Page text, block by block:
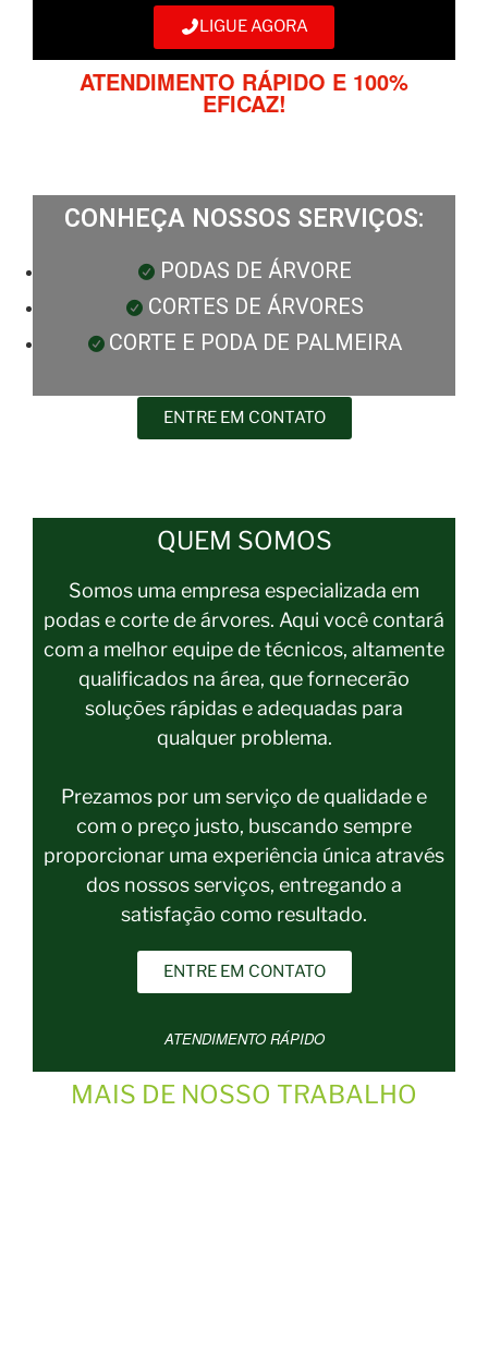
LIGUE AGORA
ATENDIMENTO RÁPIDO E 100%
EFICAZ!
CONHEÇA NOSSOS SERVIÇOS:
PODAS DE ÁRVORE
CORTES DE ÁRVORES
CORTE E PODA DE PALMEIRA
ENTRE EM CONTATO
QUEM SOMOS
Somos uma empresa especializada em
podas e corte de árvores. Aqui você contará
com a melhor equipe de técnicos, altamente
qualificados na área, que fornecerão
soluções rápidas e adequadas para
qualquer problema.
Prezamos por um serviço de qualidade e
com o preço justo, buscando sempre
proporcionar uma experiência única através
dos nossos serviços, entregando a
satisfação como resultado.
ENTRE EM CONTATO
ATENDIMENTO RÁPIDO
MAIS DE NOSSO TRABALHO